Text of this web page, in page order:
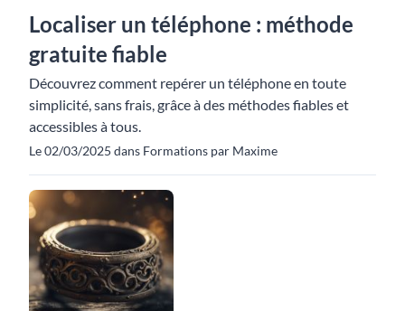
Localiser un téléphone : méthode
gratuite fiable
Découvrez comment repérer un téléphone en toute
simplicité, sans frais, grâce à des méthodes fiables et
accessibles à tous.
Le 02/03/2025 dans Formations par Maxime